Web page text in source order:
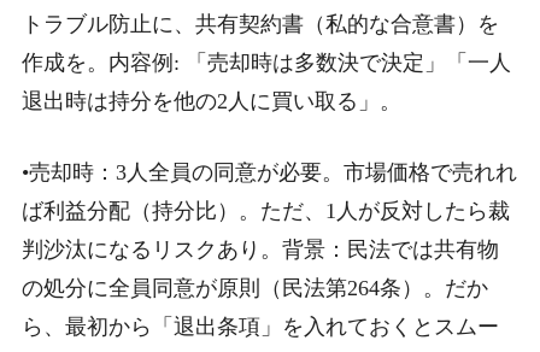
トラブル防止に、共有契約書（私的な合意書）を
作成を。内容例: 「売却時は多数決で決定」「一人
退出時は持分を他の2人に買い取る」。
•売却時：3人全員の同意が必要。市場価格で売れれ
ば利益分配（持分比）。ただ、1人が反対したら裁
判沙汰になるリスクあり。背景：民法では共有物
の処分に全員同意が原則（民法第264条）。だか
ら、最初から「退出条項」を入れておくとスムー